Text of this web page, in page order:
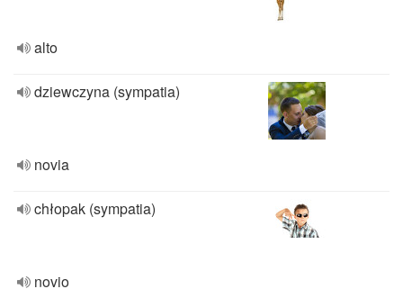
alto
dziewczyna (sympatia)
novia
chłopak (sympatia)
novio